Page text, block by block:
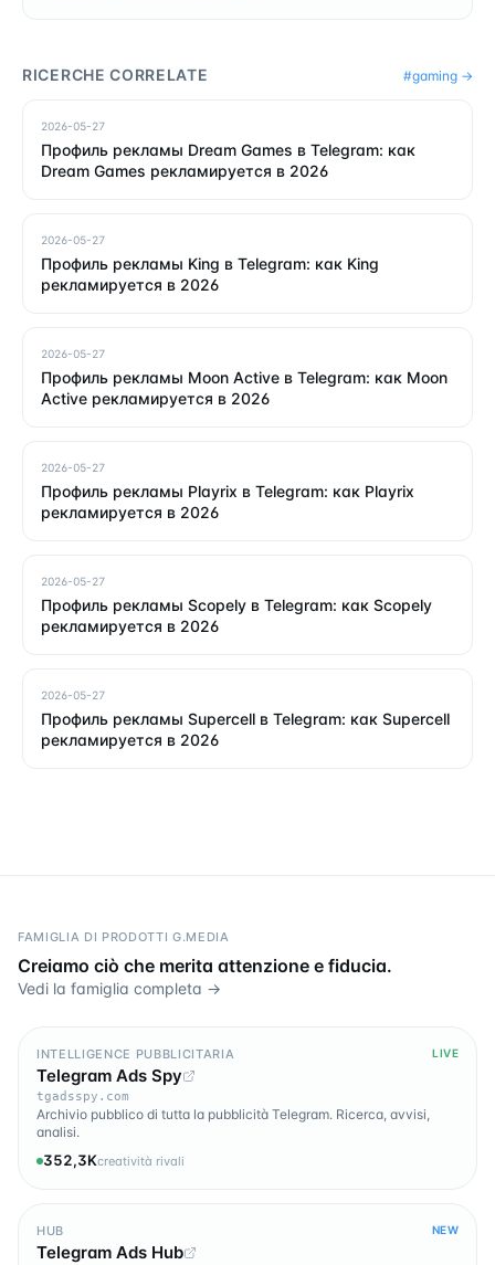
RICERCHE CORRELATE #gaming →
2026-05-27
Профиль рекламы Dream Games в Telegram: как
Dream Games рекламируется в 2026
2026-05-27
Профиль рекламы King в Telegram: как King
рекламируется в 2026
2026-05-27
Профиль рекламы Moon Active в Telegram: как Moon
Active рекламируется в 2026
2026-05-27
Профиль рекламы Playrix в Telegram: как Playrix
рекламируется в 2026
2026-05-27
Профиль рекламы Scopely в Telegram: как Scopely
рекламируется в 2026
2026-05-27
Профиль рекламы Supercell в Telegram: как Supercell
рекламируется в 2026
FAMIGLIA DI PRODOTTI G.MEDIA
Creiamo ciò che merita attenzione e fiducia.
Vedi la famiglia completa →
INTELLIGENCE PUBBLICITARIA LIVE
Telegram Ads Spy
tgadsspy.com
Archivio pubblico di tutta la pubblicità Telegram. Ricerca, avvisi,
analisi.
352,3Kcreatività rivali
HUB NEW
Telegram Ads Hub